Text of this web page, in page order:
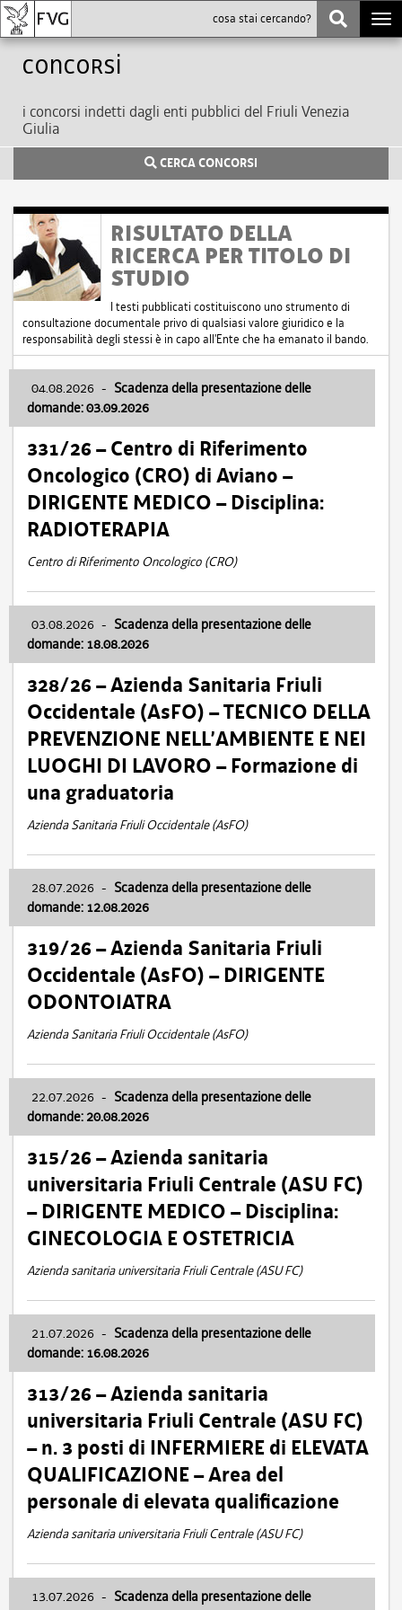
Concorsi
i concorsi indetti dagli enti pubblici del Friuli Venezia
Giulia
CERCA CONCORSI
RISULTATO DELLA
RICERCA PER TITOLO DI
STUDIO
I testi pubblicati costituiscono uno strumento di
consultazione documentale privo di qualsiasi valore giuridico e la
responsabilità degli stessi è in capo all'Ente che ha emanato il bando.
04.08.2026 - Scadenza della presentazione delle
domande: 03.09.2026
331/26 – Centro di Riferimento
Oncologico (CRO) di Aviano –
DIRIGENTE MEDICO – Disciplina:
RADIOTERAPIA
Centro di Riferimento Oncologico (CRO)
03.08.2026 - Scadenza della presentazione delle
domande: 18.08.2026
328/26 – Azienda Sanitaria Friuli
Occidentale (AsFO) – TECNICO DELLA
PREVENZIONE NELL’AMBIENTE E NEI
LUOGHI DI LAVORO – Formazione di
una graduatoria
Azienda Sanitaria Friuli Occidentale (AsFO)
28.07.2026 - Scadenza della presentazione delle
domande: 12.08.2026
319/26 – Azienda Sanitaria Friuli
Occidentale (AsFO) – DIRIGENTE
ODONTOIATRA
Azienda Sanitaria Friuli Occidentale (AsFO)
22.07.2026 - Scadenza della presentazione delle
domande: 20.08.2026
315/26 – Azienda sanitaria
universitaria Friuli Centrale (ASU FC)
– DIRIGENTE MEDICO – Disciplina:
GINECOLOGIA E OSTETRICIA
Azienda sanitaria universitaria Friuli Centrale (ASU FC)
21.07.2026 - Scadenza della presentazione delle
domande: 16.08.2026
313/26 – Azienda sanitaria
universitaria Friuli Centrale (ASU FC)
– n. 3 posti di INFERMIERE di ELEVATA
QUALIFICAZIONE – Area del
personale di elevata qualificazione
Azienda sanitaria universitaria Friuli Centrale (ASU FC)
13.07.2026 - Scadenza della presentazione delle